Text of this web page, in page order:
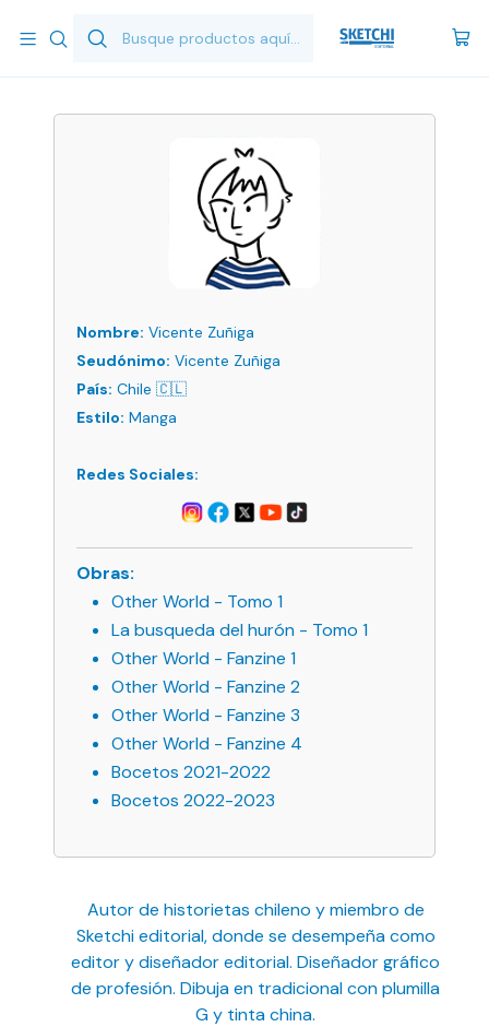
Nombre: Vicente Zuñiga
Seudónimo: Vicente Zuñiga
País: Chile 🇨🇱
Estilo: Manga
Redes Sociales:
Obras:
Other World - Tomo 1
La busqueda del hurón - Tomo 1
Other World - Fanzine 1
Other World - Fanzine 2
Other World - Fanzine 3
Other World - Fanzine 4
Bocetos 2021-2022
Bocetos 2022-2023
Autor de historietas chileno y miembro de
Sketchi editorial, donde se desempeña como
editor y diseñador editorial. Diseñador gráfico
de profesión. Dibuja en tradicional con plumilla
G y tinta china.